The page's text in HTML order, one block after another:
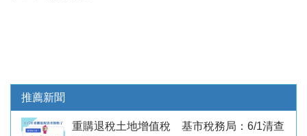
推薦新聞
重購退稅土地增值稅 基市稅務局：6/1清查